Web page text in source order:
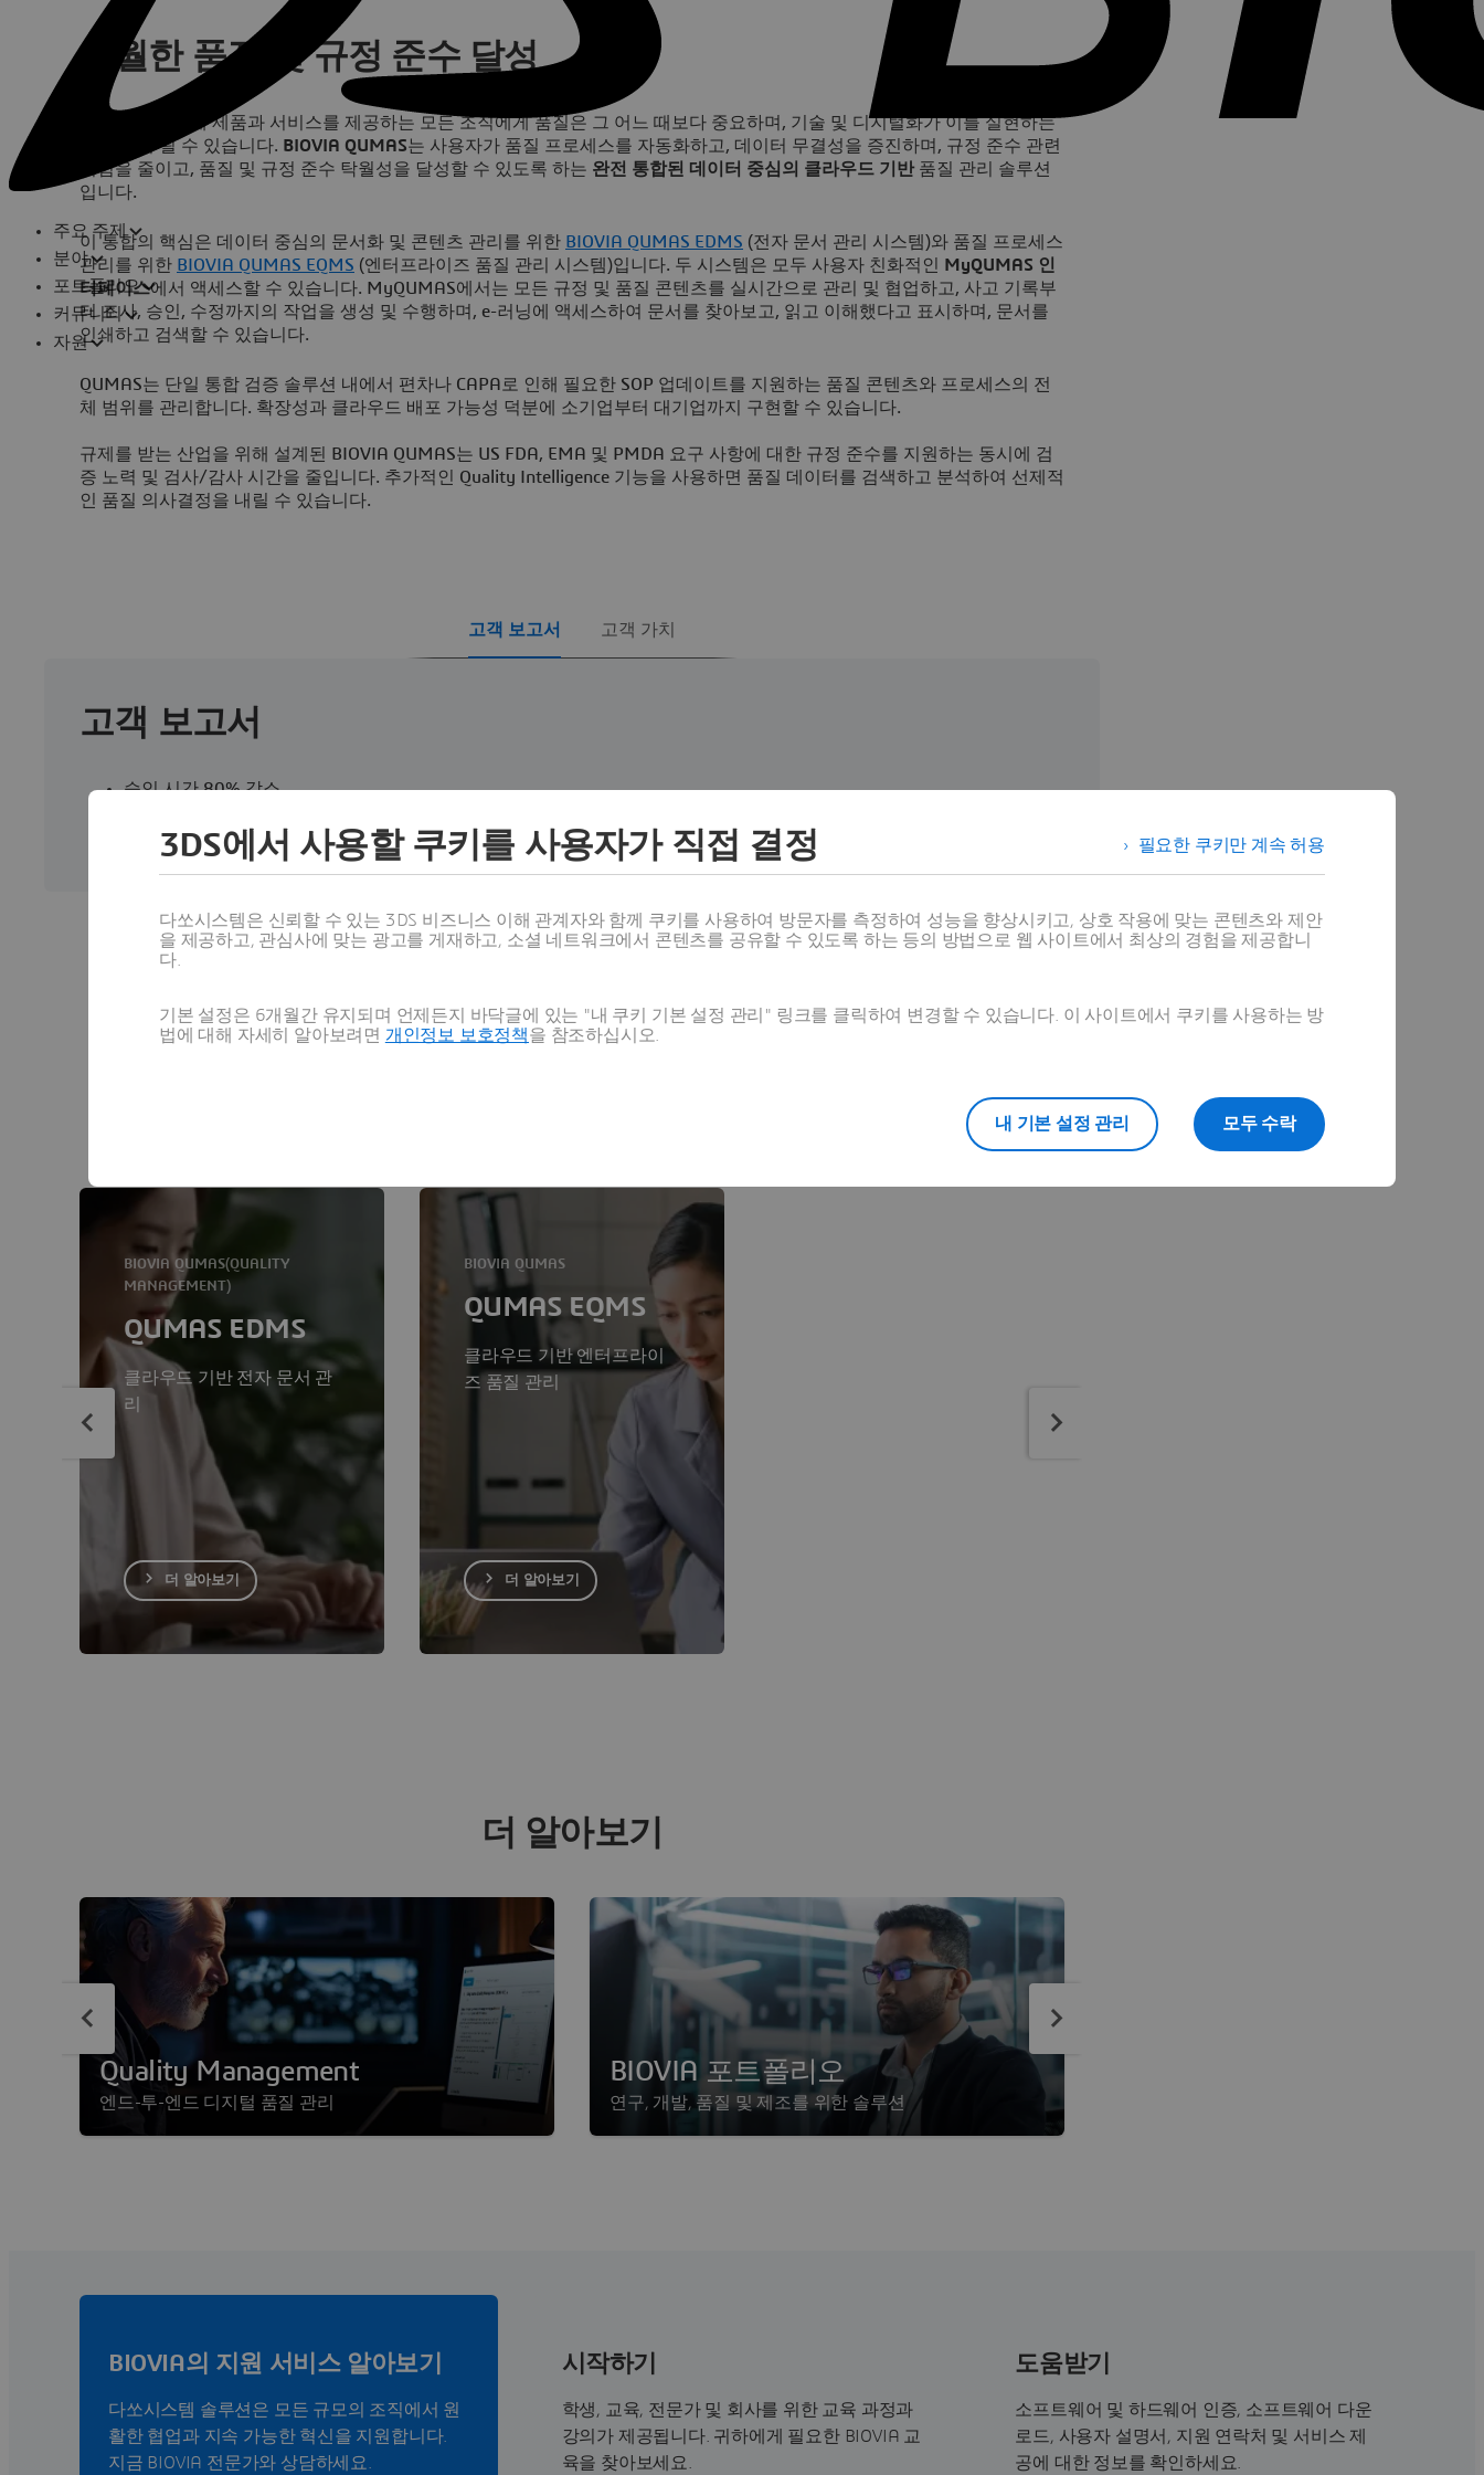
주요 주제
분야
포트폴리오
커뮤니티
자원
탁월한 품질 및 규정 준수 달성
고객과 환자에게 제품과 서비스를 제공하는 모든 조직에게 품질은 그 어느 때보다 중요하며, 기술 및 디지털화가 이를 실현하는
데 도움이 될 수 있습니다. BIOVIA QUMAS는 사용자가 품질 프로세스를 자동화하고, 데이터 무결성을 증진하며, 규정 준수 관련
위험을 줄이고, 품질 및 규정 준수 탁월성을 달성할 수 있도록 하는 완전 통합된 데이터 중심의 클라우드 기반품질 관리 솔루션
입니다.
이 통합의 핵심은 데이터 중심의 문서화 및 콘텐츠 관리를 위한 BIOVIA QUMAS EDMS (전자 문서 관리 시스템)와 품질 프로세스
관리를 위한 BIOVIA QUMAS EQMS (엔터프라이즈 품질 관리 시스템)입니다. 두 시스템은 모두 사용자 친화적인
MyQUMAS 인
터페이스에서 액세스할 수 있습니다. MyQUMAS에서는 모든 규정 및 품질 콘텐츠를 실시간으로 관리 및 협업하고, 사고 기록부
터 조사, 승인, 수정까지의 작업을 생성 및 수행하며, e-러닝에 액세스하여 문서를 찾아보고, 읽고 이해했다고 표시하며, 문서를
인쇄하고 검색할 수 있습니다.
QUMAS는 단일 통합 검증 솔루션 내에서 편차나 CAPA로 인해 필요한 SOP 업데이트를 지원하는 품질 콘텐츠와 프로세스의 전
체 범위를 관리합니다. 확장성과 클라우드 배포 가능성 덕분에 소기업부터 대기업까지 구현할 수 있습니다.
규제를 받는 산업을 위해 설계된 BIOVIA QUMAS는 US FDA, EMA 및 PMDA 요구 사항에 대한 규정 준수를 지원하는 동시에 검
증 노력 및 검사/감사 시간을 줄입니다. 추가적인 Quality Intelligence 기능을 사용하면 품질 데이터를 검색하고 분석하여 선제적
인 품질 의사결정을 내릴 수 있습니다.
고객 보고서 고객 가치
고객 보고서
승인 시간 80% 감소
연결되지 않은 시스템을 가진 기존 저장소 대비 98% 비용 절감
QUMAS에 대해 자세히 알아보기
BIOVIA QUMAS(QUALITY
MANAGEMENT)
QUMAS EDMS
클라우드 기반 전자 문서 관
더 알아보기
BIOVIA QUMAS
QUMAS EQMS
클라우드 기반 엔터프라이
즈 품질 관리
더 알아보기
더 알아보기
Quality Management
엔드-투-엔드 디지털 품질 관리
BIOVIA 포트폴리오
연구, 개발, 품질 및 제조를 위한 솔루션
BIOVIA의 지원 서비스 알아보기
다쏘시스템 솔루션은 모든 규모의 조직에서 원
활한 협업과 지속 가능한 혁신을 지원합니다.
지금 BIOVIA 전문가와 상담하세요.
시작하기
학생, 교육, 전문가 및 회사를 위한 교육 과정과
강의가 제공됩니다. 귀하에게 필요한 BIOVIA 교
육을 찾아보세요.
도움받기
소프트웨어 및 하드웨어 인증, 소프트웨어 다운
로드, 사용자 설명서, 지원 연락처 및 서비스 제
공에 대한 정보를 확인하세요.
필요한 쿠키만 계속 허용
3DS에서 사용할 쿠키를 사용자가 직접 결정
다쏘시스템은 신뢰할 수 있는 3DS 비즈니스 이해 관계자와 함께 쿠키를 사용하여 방문자를 측정하여 성능을 향상시키고, 상호 작용에 맞는 콘텐츠와 제안
을 제공하고, 관심사에 맞는 광고를 게재하고, 소셜 네트워크에서 콘텐츠를 공유할 수 있도록 하는 등의 방법으로 웹 사이트에서 최상의 경험을 제공합니
다.
기본 설정은 6개월간 유지되며 언제든지 바닥글에 있는 "내 쿠키 기본 설정 관리" 링크를 클릭하여 변경할 수 있습니다. 이 사이트에서 쿠키를 사용하는 방
법에 대해 자세히 알아보려면 개인정보 보호정책을 참조하십시오.
모두 수락
내 기본 설정 관리